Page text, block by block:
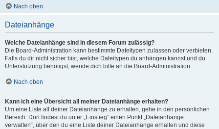
Nach oben
Dateianhänge
Welche Dateianhänge sind in diesem Forum zulässig?
Die Board-Administration kann bestimmte Dateitypen zulassen oder verbieten.
Falls du dir nicht sicher bist, welche Dateitypen du anhängen kannst und du
Unterstützung benötigst, wende dich bitte an die Board-Administration.
Nach oben
Kann ich eine Übersicht all meiner Dateianhänge erhalten?
Um eine Liste all deiner Dateianhänge zu erhalten, gehe in den persönlichen
Bereich. Dort findest du unter „Einstieg“ einen Punkt „Dateianhänge
verwalten“, über den du eine Liste deiner Dateianhänge erhalten und diese